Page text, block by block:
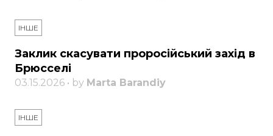
ІНШЕ
Заклик скасувати проросійський захід в
Брюсселі
03.15.2026 • by Marta Barandiy
ІНШЕ